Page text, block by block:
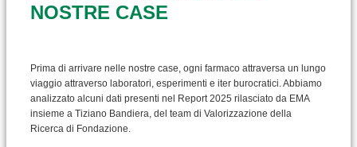
NOSTRE CASE
Prima di arrivare nelle nostre case, ogni farmaco attraversa un lungo
viaggio attraverso laboratori, esperimenti e iter burocratici. Abbiamo
analizzato alcuni dati presenti nel Report 2025 rilasciato da EMA
insieme a Tiziano Bandiera, del team di Valorizzazione della
Ricerca di Fondazione.